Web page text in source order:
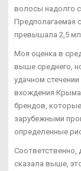
волосы надолго
Предполагаемая
превышала 2,5
Моя оценка в
выше среднего,
удачном
вхождения Крыма
брендов,
зарубежными
определенные
Соответственно,
сказала выше,